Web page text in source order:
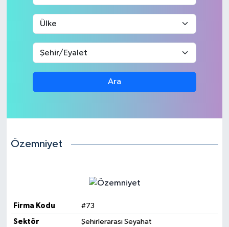
Ara
Özemniyet
Firma Kodu #73
Sektör Şehirlerarası Seyahat
Sağlık
Sinema
Sivil Toplum
Yaşam